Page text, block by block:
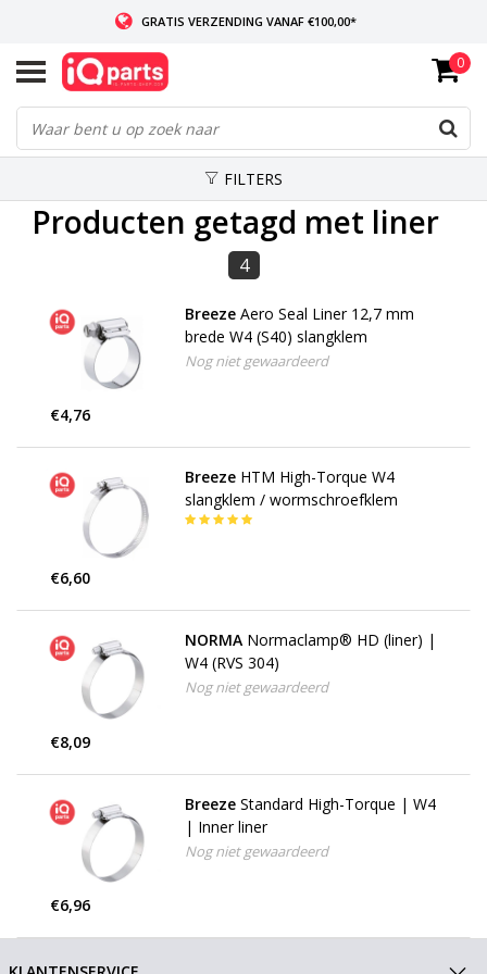
GRATIS VERZENDING VANAF €100,00*
INDIEN VOORRADIG: VOOR 14:00 BESTELD, ZELFDE DAG VERZONDEN
WERELDWIJDE LEVERING
0
FILTERS
Producten getagd met liner
4
Breeze Aero Seal Liner 12,7 mm
brede W4 (S40) slangklem
Nog niet gewaardeerd
€4,76
Breeze HTM High-Torque W4
slangklem / wormschroefklem
€6,60
NORMA Normaclamp® HD (liner) |
W4 (RVS 304)
Nog niet gewaardeerd
€8,09
Breeze Standard High-Torque | W4
| Inner liner
Nog niet gewaardeerd
€6,96